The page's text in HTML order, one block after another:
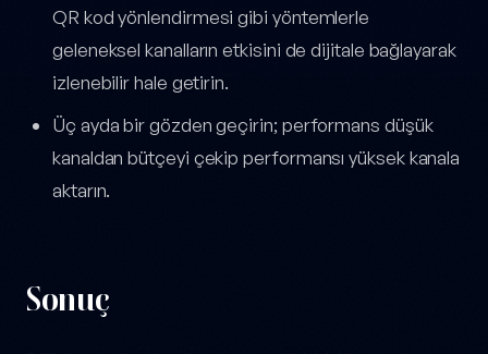
QR kod yönlendirmesi gibi yöntemlerle
geleneksel kanalların etkisini de dijitale bağlayarak
izlenebilir hale getirin.
Üç ayda bir gözden geçirin; performans düşük
kanaldan bütçeyi çekip performansı yüksek kanala
aktarın.
Sonuç